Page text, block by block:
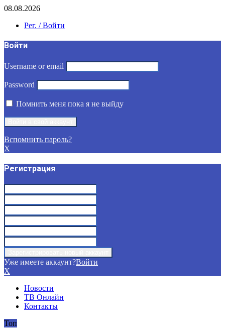
08.08.2026
Рег. / Войти
Войти
Username or email
Password
Помнить меня пока я не выйду
Вспомнить пароль?
X
Регистрация
Уже имеете аккаунт?Войти
X
Новости
ТВ Онлайн
Контакты
Топ